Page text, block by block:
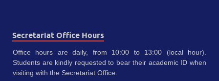
Secretariat Office Hours
Office hours are daily, from 10:00 to 13:00 (local hour).
Students are kindly requested to bear their academic ID when
visiting with the Secretariat Office.